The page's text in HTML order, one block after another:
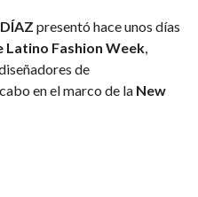
presentó hace unos días
Latino Fashion Week,
de
en el marco de la New